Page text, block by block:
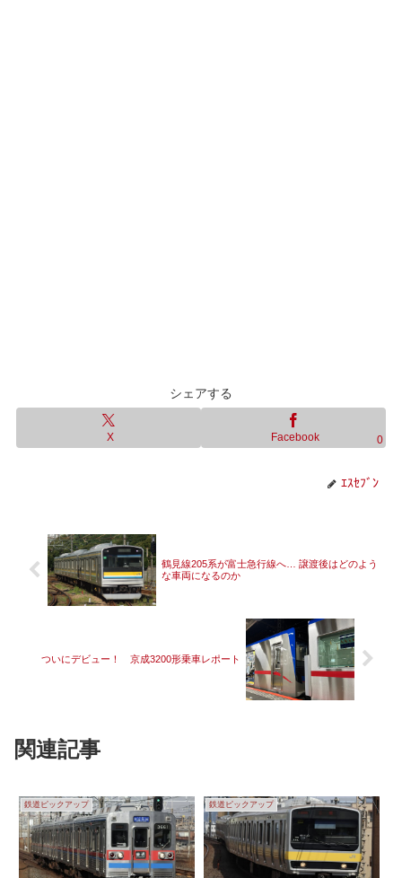
シェアする
X Facebook 0
ｴｽｾﾌﾞﾝ
鶴見線205系が富士急行線へ… 譲渡後はどのよう
な車両になるのか
ついにデビュー！ 京成3200形乗車レポート
関連記事
鉄道ピックアップ 鉄道ピックアップ